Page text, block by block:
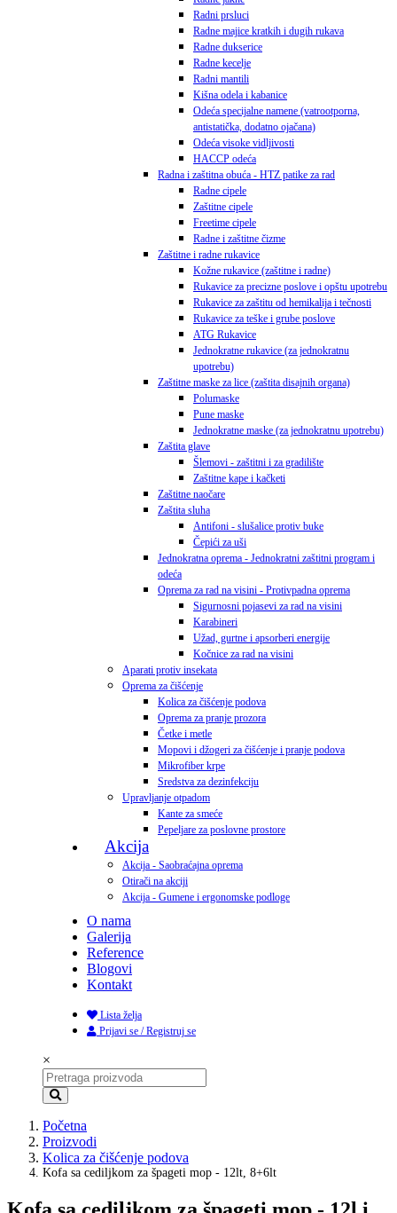
Radni prsluci
Radne majice kratkih i dugih rukava
Radne dukserice
Radne kecelje
Radni mantili
Kišna odela i kabanice
Odeća specijalne namene (vatrootporna,
antistatička, dodatno ojačana)
Odeća visoke vidljivosti
HACCP odeća
Radna i zaštitna obuća - HTZ patike za rad
Radne cipele
Zaštitne cipele
Freetime cipele
Radne i zaštitne čizme
Zaštitne i radne rukavice
Kožne rukavice (zaštitne i radne)
Rukavice za precizne poslove i opštu upotrebu
Rukavice za zaštitu od hemikalija i tečnosti
Rukavice za teške i grube poslove
ATG Rukavice
Jednokratne rukavice (za jednokratnu
upotrebu)
Zaštitne maske za lice (zaštita disajnih organa)
Polumaske
Pune maske
Jednokratne maske (za jednokratnu upotrebu)
Zaštita glave
Šlemovi - zaštitni i za gradilište
Zaštitne kape i kačketi
Zaštitne naočare
Zaštita sluha
Antifoni - slušalice protiv buke
Čepići za uši
Jednokratna oprema - Jednokratni zaštitni program i
odeća
Oprema za rad na visini - Protivpadna oprema
Sigurnosni pojasevi za rad na visini
Karabineri
Užad, gurtne i apsorberi energije
Kočnice za rad na visini
Aparati protiv insekata
Oprema za čišćenje
Kolica za čišćenje podova
Oprema za pranje prozora
Četke i metle
Mopovi i džogeri za čišćenje i pranje podova
Mikrofiber krpe
Sredstva za dezinfekciju
Upravljanje otpadom
Kante za smeće
Pepeljare za poslovne prostore
Akcija
Akcija - Saobraćajna oprema
Otirači na akciji
Akcija - Gumene i ergonomske podloge
O nama
Galerija
Reference
Blogovi
Kontakt
Lista želja
Prijavi se / Registruj se
×
Početna
Proizvodi
Kolica za čišćenje podova
Kofa sa cediljkom za špageti mop - 12lt, 8+6lt